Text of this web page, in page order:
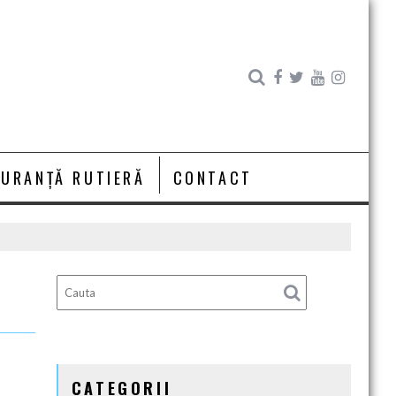
RUTIERĂ CONTACT
CATEGORII